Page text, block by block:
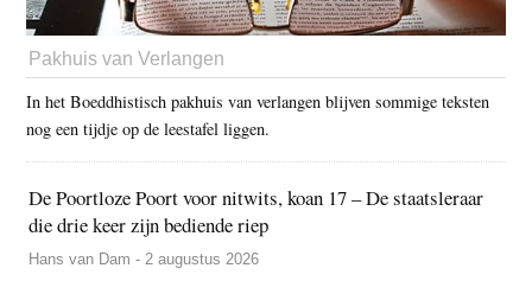
Pakhuis van Verlangen
In het Boeddhistisch pakhuis van verlangen blijven sommige teksten
nog een tijdje op de leestafel liggen.
De Poortloze Poort voor nitwits, koan 17 – De staatsleraar
die drie keer zijn bediende riep
Hans van Dam - 2 augustus 2026